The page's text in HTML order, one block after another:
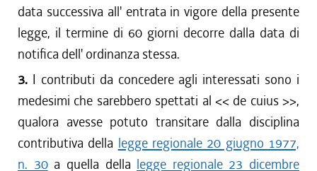
data successiva all' entrata in vigore della presente
legge, il termine di 60 giorni decorre dalla data di
notifica dell' ordinanza stessa.
3. I contributi da concedere agli interessati sono i
medesimi che sarebbero spettati al << de cuius >>,
qualora avesse potuto transitare dalla disciplina
contributiva della legge regionale 20 giugno 1977,
n. 30a quella della legge regionale 23 dicembre